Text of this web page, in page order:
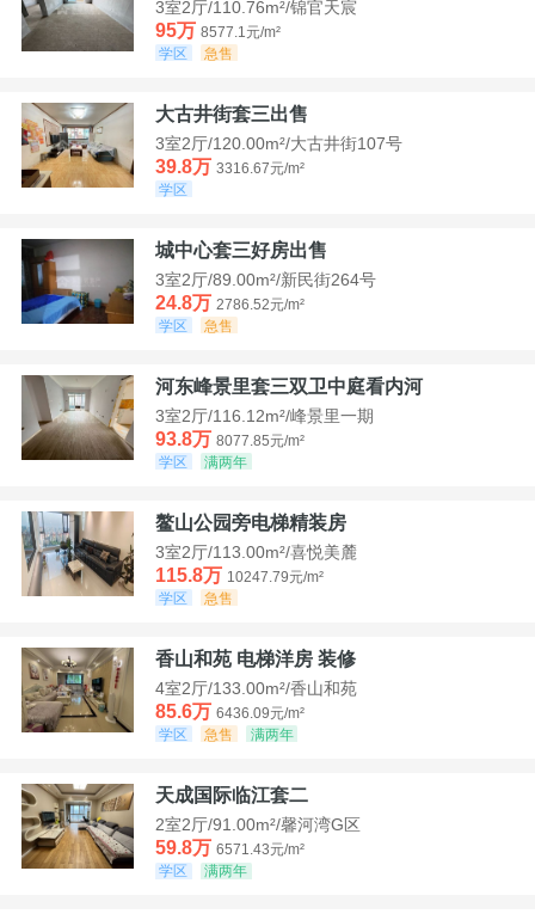
3室2厅/110.76m²/锦官天宸
95万 8577.1元/m²
学区
急售
大古井街套三出售
3室2厅/120.00m²/大古井街107号
39.8万 3316.67元/m²
学区
城中心套三好房出售
3室2厅/89.00m²/新民街264号
24.8万 2786.52元/m²
学区
急售
河东峰景里套三双卫中庭看内河
3室2厅/116.12m²/峰景里一期
93.8万 8077.85元/m²
学区
满两年
鳌山公园旁电梯精装房
3室2厅/113.00m²/喜悦美麓
115.8万 10247.79元/m²
学区
急售
香山和苑 电梯洋房 装修
4室2厅/133.00m²/香山和苑
85.6万 6436.09元/m²
学区
急售 满两年
天成国际临江套二
2室2厅/91.00m²/馨河湾G区
59.8万 6571.43元/m²
学区
满两年